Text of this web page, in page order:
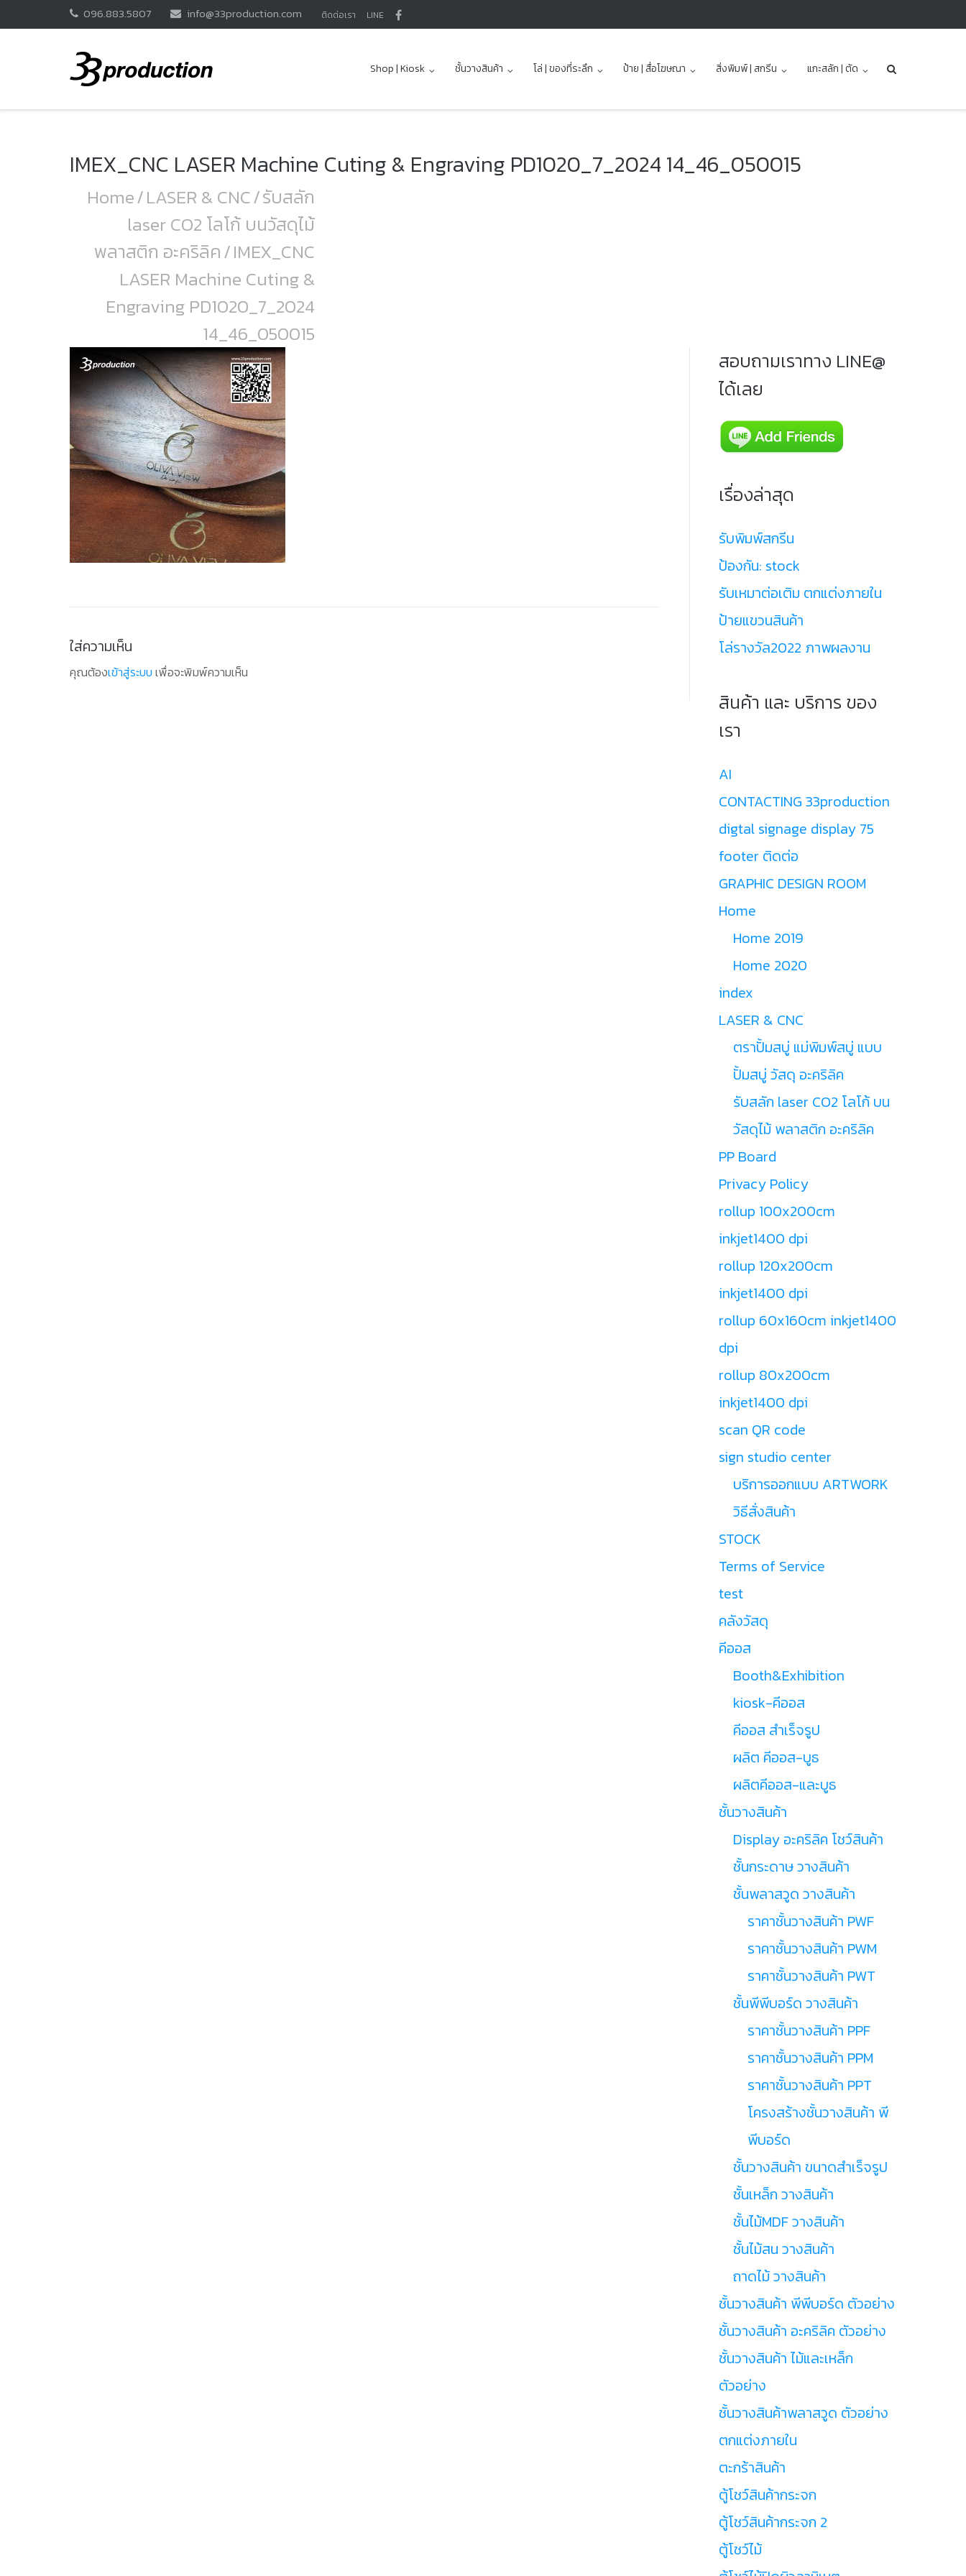
096.883.5807 info@33production.com ติดต่อเรา LINE
Shop | Kiosk ชั้นวางสินค้า โล่ | ของที่ระลึก ป้าย | สื่อโฆษณา สิ่งพิมพ์ | สกรีน แกะสลัก | ตัด
IMEX_CNC LASER Machine Cuting & Engraving PD1020_7_2024 14_46_050015
Home/LASER & CNC/รับสลัก
laser CO2 โลโก้ บนวัสดุไม้
พลาสติก อะคริลิค/IMEX_CNC
LASER Machine Cuting &
Engraving PD1020_7_2024
14_46_050015
ใส่ความเห็น
คุณต้องเข้าสู่ระบบ เพื่อจะพิมพ์ความเห็น
สอบถามเราทาง LINE@
ได้เลย
เรื่องล่าสุด
รับพิมพ์สกรีน
ป้องกัน: stock
รับเหมาต่อเติม ตกแต่งภายใน
ป้ายแขวนสินค้า
โล่รางวัล2022 ภาพผลงาน
สินค้า และ บริการ ของ
เรา
AI
CONTACTING 33production
digtal signage display 75
footer ติดต่อ
GRAPHIC DESIGN ROOM
Home
Home 2019
Home 2020
index
LASER & CNC
ตราปั้มสบู่ แม่พิมพ์สบู่ แบบ
ปั้มสบู่ วัสดุ อะคริลิค
รับสลัก laser CO2 โลโก้ บน
วัสดุไม้ พลาสติก อะคริลิค
PP Board
Privacy Policy
rollup 100x200cm
inkjet1400 dpi
rollup 120x200cm
inkjet1400 dpi
rollup 60x160cm inkjet1400
dpi
rollup 80x200cm
inkjet1400 dpi
scan QR code
sign studio center
บริการออกแบบ ARTWORK
วิธีสั่งสินค้า
STOCK
Terms of Service
test
คลังวัสดุ
คีออส
Booth&Exhibition
kiosk-คีออส
คีออส สำเร็จรูป
ผลิต คีออส-บูธ
ผลิตคีออส-และบูธ
ชั้นวางสินค้า
Display อะคริลิค โชว์สินค้า
ชั้นกระดาษ วางสินค้า
ชั้นพลาสวูด วางสินค้า
ราคาชั้นวางสินค้า PWF
ราคาชั้นวางสินค้า PWM
ราคาชั้นวางสินค้า PWT
ชั้นพีพีบอร์ด วางสินค้า
ราคาชั้นวางสินค้า PPF
ราคาชั้นวางสินค้า PPM
ราคาชั้นวางสินค้า PPT
โครงสร้างชั้นวางสินค้า พี
พีบอร์ด
ชั้นวางสินค้า ขนาดสำเร็จรูป
ชั้นเหล็ก วางสินค้า
ชั้นไม้MDF วางสินค้า
ชั้นไม้สน วางสินค้า
ถาดไม้ วางสินค้า
ชั้นวางสินค้า พีพีบอร์ด ตัวอย่าง
ชั้นวางสินค้า อะคริลิค ตัวอย่าง
ชั้นวางสินค้า ไม้และเหล็ก
ตัวอย่าง
ชั้นวางสินค้าพลาสวูด ตัวอย่าง
ตกแต่งภายใน
ตะกร้าสินค้า
ตู้โชว์สินค้ากระจก
ตู้โชว์สินค้ากระจก 2
ตู้โชว์ไม้